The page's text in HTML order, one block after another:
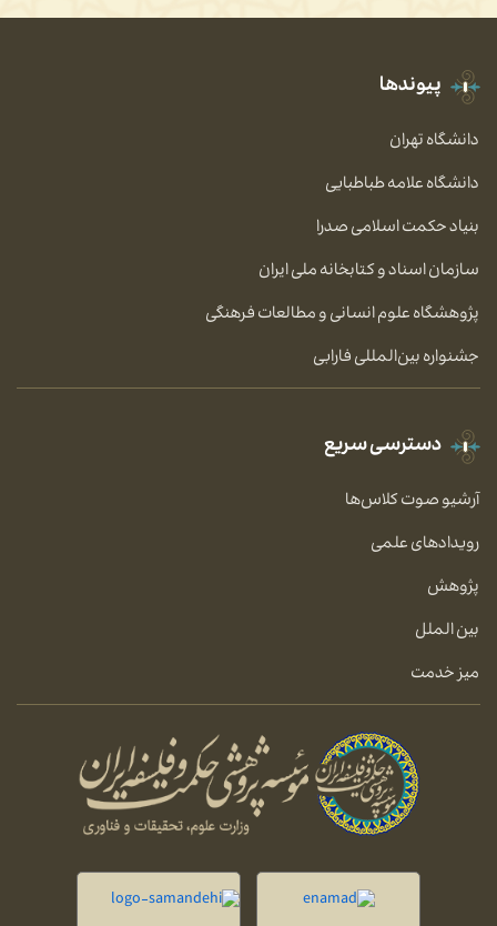
پیوندها
دانشگاه تهران
دانشگاه علامه طباطبایی
بنیاد حکمت اسلامی صدرا
سازمان اسناد و کتابخانه ملی ایران
پژوهشگاه علوم انسانی و مطالعات فرهنگی
جشنواره بین‌المللی فارابی
دسترسی سریع
آرشیو صوت کلاس‌ها
رویدادهای علمی
پژوهش
بین الملل
میز خدمت